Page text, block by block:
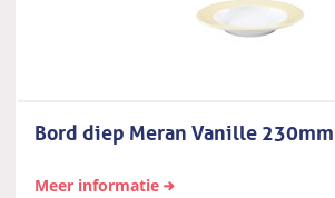
Bord diep Meran Vanille 230mm
Meer informatie